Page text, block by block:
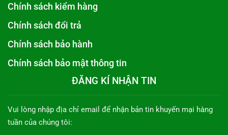
Chính sách kiểm hàng
Chính sách đổi trả
Chính sách bảo hành
Chính sách bảo mật thông tin
ĐĂNG KÍ NHẬN TIN
Vui lòng nhập địa chỉ email để nhận bản tin khuyến mại hàng
tuần của chúng tôi: